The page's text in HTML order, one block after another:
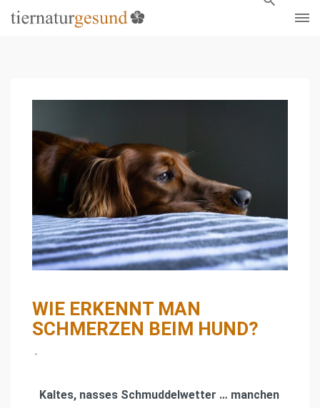
WIE ERKENNT MAN
SCHMERZEN BEIM HUND?
•
Kaltes, nasses Schmuddelwetter … manchen